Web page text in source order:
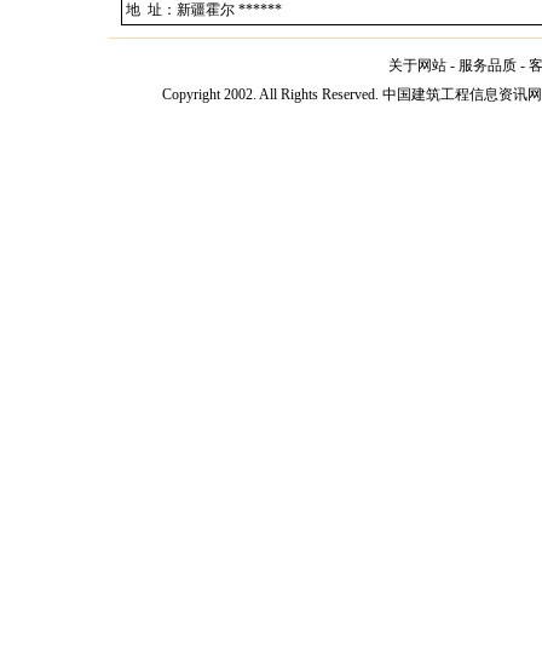
地 址：新疆霍尔 ******
关于网站 - 服务品质 -
Copyright 2002. All Rights Reserved. 中国建筑工程信息资讯